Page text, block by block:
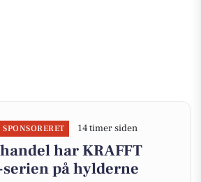
SPONSORERET 14 timer siden
har KRAFFT
på hylderne